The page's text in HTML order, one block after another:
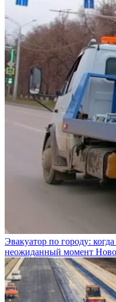
Эвакуатор по городу:
неожиданный момент